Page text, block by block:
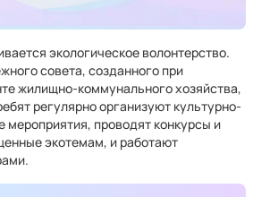
экологическое волонтерство.
совета, созданного при
жилищно-коммунального хозяйства,
регулярно организуют культурно-
мероприятия, проводят конкурсы и
экотемам, и работают